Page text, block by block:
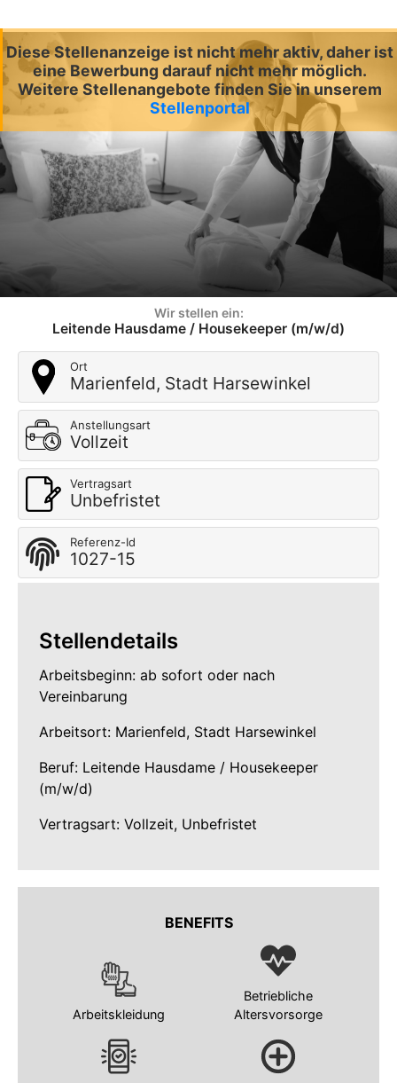
Diese Stellenanzeige ist nicht mehr aktiv, daher ist
eine Bewerbung darauf nicht mehr möglich.
Weitere Stellenangebote finden Sie in unserem
Stellenportal
Wir stellen ein:
Leitende Hausdame / Housekeeper (m/w/d)
Ort
Marienfeld, Stadt Harsewinkel
Anstellungsart
Vollzeit
Vertragsart
Unbefristet
Referenz-Id
1027-15
Stellendetails
Arbeitsbeginn: ab sofort oder nach
Vereinbarung
Arbeitsort: Marienfeld, Stadt Harsewinkel
Beruf: Leitende Hausdame / Housekeeper
(m/w/d)
Vertragsart: Vollzeit, Unbefristet
BENEFITS
Arbeitskleidung
Betriebliche
Altersvorsorge